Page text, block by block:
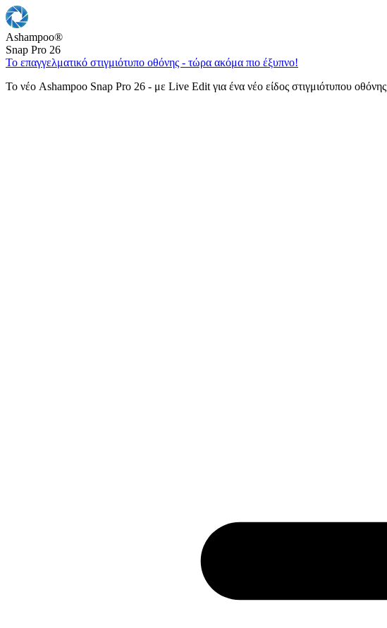
Ashampoo®
Snap Pro 26
Το επαγγελματικό στιγμιότυπο οθόνης - τώρα ακόμα πιο έξυπνο!
Το νέο Ashampoo Snap Pro 26 - με Live Edit για ένα νέο είδος στιγμιότυπου οθόνης